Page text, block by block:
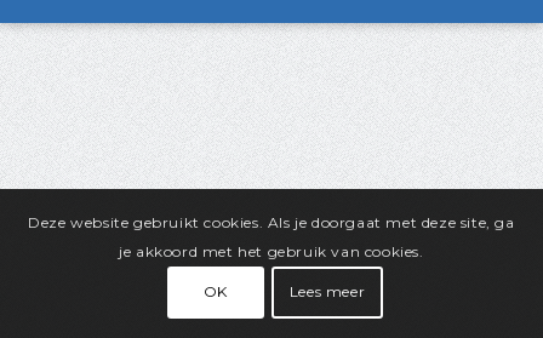
Deze website gebruikt cookies. Als je doorgaat met deze site, ga
je akkoord met het gebruik van cookies.
OK Lees meer